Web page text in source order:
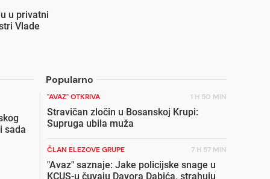
u privatni
Vlade
Popularno
sada
"AVAZ" OTKRIVA 1 H 50 MIN
Stravičan zločin u Bosanskoj Krupi:
Supruga ubila muža
ČLAN ELEZOVE GRUPE 7 H 57 MIN
"Avaz" saznaje: Jake policijske snage u
KCUS-u čuvaju Davora Dabića, strahuju